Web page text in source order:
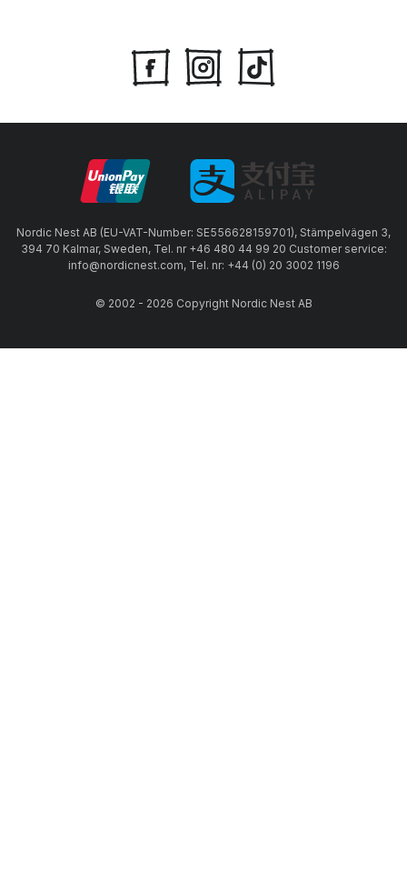
Nordic Nest AB (EU-VAT-Number: SE556628159701), Stämpelvägen 3,
394 70 Kalmar, Sweden, Tel. nr +46 480 44 99 20 Customer service:
info@nordicnest.com, Tel. nr: +44 (0) 20 3002 1196
© 2002 - 2026 Copyright Nordic Nest AB